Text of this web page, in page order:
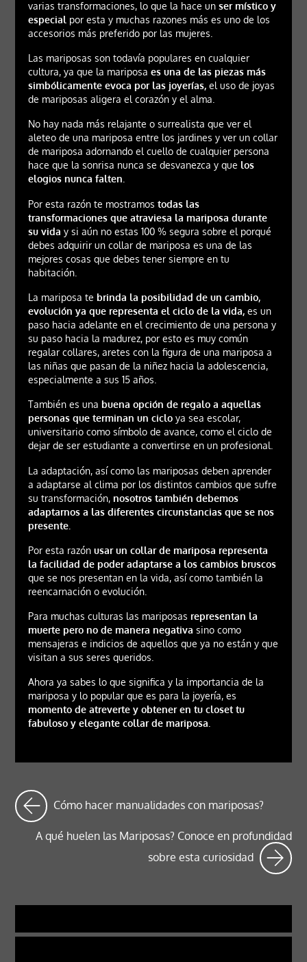
varias transformaciones, lo que la hace un ser místico y
especial por esta y muchas razones más es uno de los
accesorios más preferido por las mujeres.
Las mariposas son todavía populares en cualquier
cultura, ya que la mariposa es una de las piezas más
simbólicamente evoca por las joyerías,el uso de joyas
de mariposas aligera el corazón y el alma.
No hay nada más relajante o surrealista que ver el
aleteo de una mariposa entre los jardines y ver un collar
de mariposa adornando el cuello de cualquier persona
hace que la sonrisa nunca se desvanezca y que los
elogios nunca falten.
Por esta razón te mostramos todas las
transformaciones que atraviesa la mariposa durante
su vida y si aún no estas 100 % segura sobre el porqué
debes adquirir un collar de mariposa es una de las
mejores cosas que debes tener siempre en tu
habitación.
La mariposa te brinda la posibilidad de un cambio,
evolución ya que representa el ciclo de la vida,es un
paso hacia adelante en el crecimiento de una persona y
su paso hacia la madurez, por esto es muy común
regalar collares, aretes con la figura de una mariposa a
las niñas que pasan de la niñez hacia la adolescencia,
especialmente a sus 15 años.
También es una buena opción de regalo a aquellas
personas que terminan un cicloya sea escolar,
universitario como símbolo de avance, como el ciclo de
dejar de ser estudiante a convertirse en un profesional.
La adaptación, así como las mariposas deben aprender
a adaptarse al clima por los distintos cambios que sufre
su transformación, nosotros también debemos
adaptarnos a las diferentes circunstancias que se nos
presente.
Por esta razón usar un collar de mariposa representa
la facilidad de poder adaptarse a los cambios bruscos
que se nos presentan en la vida, así como también la
reencarnación o evolución.
Para muchas culturas las mariposas representan la
muerte pero no de manera negativa sino como
mensajeras e indicios de aquellos que ya no están y que
visitan a sus seres queridos.
Ahora ya sabes lo que significa y la importancia de la
mariposa y lo popular que es para la joyería, es
momento de atreverte y obtener en tu closet tu
fabuloso y elegante collar de mariposa.
Cómo hacer manualidades con mariposas?
A qué huelen las Mariposas? Conoce en profundidad
sobre esta curiosidad